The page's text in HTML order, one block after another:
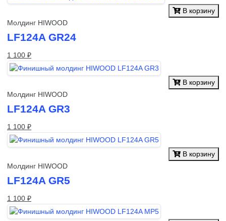
В корзину
Молдинг HIWOOD
LF124A GR24
1 100 ₽
В корзину
Молдинг HIWOOD
LF124A GR3
1 100 ₽
В корзину
Молдинг HIWOOD
LF124A GR5
1 100 ₽